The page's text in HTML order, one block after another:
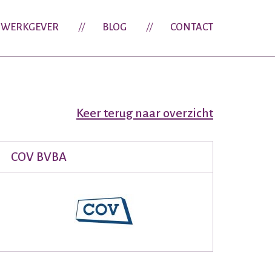
WERKGEVER BLOG CONTACT
Keer terug naar overzicht
COV BVBA